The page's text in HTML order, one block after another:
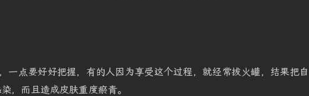
一点要好好把握，有的人因为享受这个过程，就经常拔火罐，结果把自
，而且造成皮肤重度瘀青。